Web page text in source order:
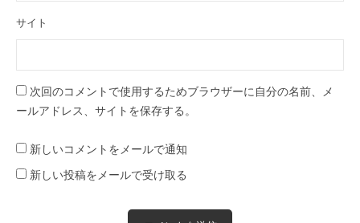
サイト
次回のコメントで使用するためブラウザーに自分の名前、メ
ールアドレス、サイトを保存する。
新しいコメントをメールで通知
新しい投稿をメールで受け取る